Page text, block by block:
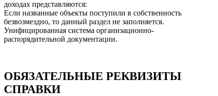
доходах представляются:
Если названные объекты поступили в собственность
безвозмездно, то данный раздел не заполняется.
Унифицированная система организационно-
распорядительной документации.
ОБЯЗАТЕЛЬНЫЕ РЕКВИЗИТЫ
СПРАВКИ